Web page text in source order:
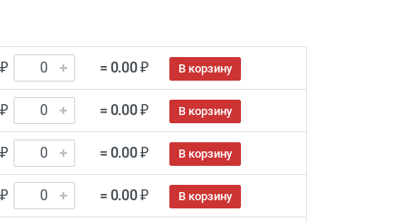
= 0.00 ₽ В корзину
= 0.00 ₽ В корзину
= 0.00 ₽ В корзину
= 0.00 ₽ В корзину